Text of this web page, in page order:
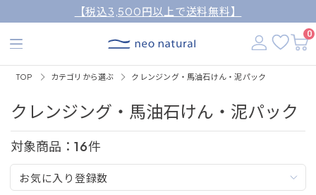
【税込3,500円以上で送料無料】
0
TOP カテゴリから選ぶ クレンジング・馬油石けん・泥パック
クレンジング・馬油石けん・泥パック
対象商品： 16件
お気に入り登録数